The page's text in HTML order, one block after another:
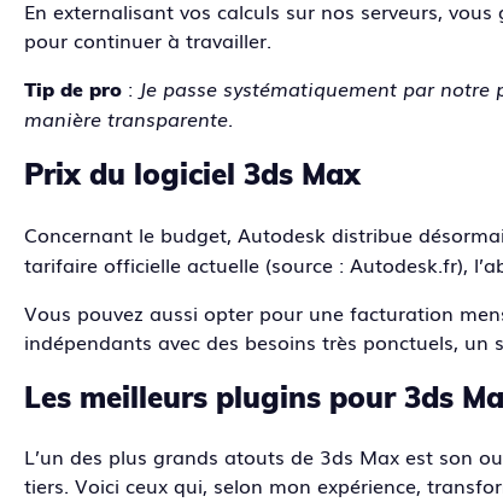
En externalisant vos calculs sur nos serveurs,
pour continuer à travailler.
Tip de pro : Je passe systématiquement par
manière transparente.
Prix du logiciel 3ds Max
Concernant le budget, Autodesk distribue
tarifaire officielle actuelle (source : Autodesk.fr),
Vous pouvez aussi opter pour une facturation
indépendants avec des besoins très ponctuels,
Les meilleurs plugins pour 3ds
L’un des plus grands atouts de 3ds Max est son
tiers. Voici ceux qui, selon mon expérience,